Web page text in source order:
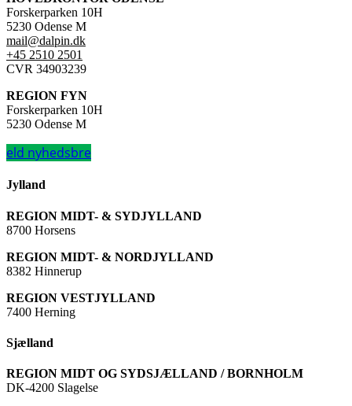
Forskerparken 10H
5230 Odense M
mail@dalpin.dk
+45 2510 2501
CVR 34903239
REGION FYN
Forskerparken 10H
5230 Odense M
eld nyhedsbre
Jylland
REGION MIDT- & SYDJYLLAND
8700 Horsens
REGION MIDT- & NORDJYLLAND
8382 Hinnerup
REGION VESTJYLLAND
7400 Herning
Sjælland
REGION MIDT OG SYDSJÆLLAND / BORNHOLM
DK-4200 Slagelse